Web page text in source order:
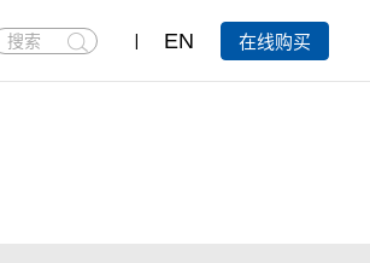
搜
索
EN 在线购买